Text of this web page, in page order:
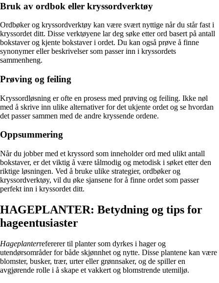
Bruk av ordbok eller kryssordverktøy
Ordbøker og kryssordverktøy kan være svært nyttige når du står fast i
kryssordet ditt. Disse verktøyene lar deg søke etter ord basert på antall
bokstaver og kjente bokstaver i ordet. Du kan også prøve å finne
synonymer eller beskrivelser som passer inn i kryssordets
sammenheng.
Prøving og feiling
Kryssordløsning er ofte en prosess med prøving og feiling. Ikke nøl
med å skrive inn ulike alternativer for det ukjente ordet og se hvordan
det passer sammen med de andre kryssende ordene.
Oppsummering
Når du jobber med et kryssord som inneholder ord med ulikt antall
bokstaver, er det viktig å være tålmodig og metodisk i søket etter den
riktige løsningen. Ved å bruke ulike strategier, ordbøker og
kryssordverktøy, vil du øke sjansene for å finne ordet som passer
perfekt inn i kryssordet ditt.
HAGEPLANTER: Betydning og tips for
hageentusiaster
Hageplanterrefererer til planter som dyrkes i hager og
utendørsområder for både skjønnhet og nytte. Disse plantene kan være
blomster, busker, trær, urter eller grønnsaker, og de spiller en
avgjørende rolle i å skape et vakkert og blomstrende utemiljø.